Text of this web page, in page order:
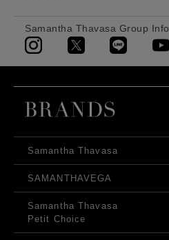
Samantha Thavasa Group Info.
Samantha Thavasa
SAMANTHAVEGA
Samantha Thavasa
Petit Choice